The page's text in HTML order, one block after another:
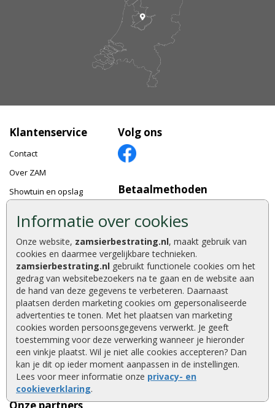
Informatie over cookies
Onze website, zamsierbestrating.nl, maakt gebruik van
cookies en daarmee vergelijkbare technieken.
zamsierbestrating.nl gebruikt functionele cookies om het
gedrag van websitebezoekers na te gaan en de website aan
de hand van deze gegevens te verbeteren. Daarnaast
plaatsen derden marketing cookies om gepersonaliseerde
advertenties te tonen. Met het plaatsen van marketing
cookies worden persoonsgegevens verwerkt. Je geeft
toestemming voor deze verwerking wanneer je hieronder
een vinkje plaatst. Wil je niet alle cookies accepteren? Dan
kan je dit op ieder moment aanpassen in de instellingen.
Lees voor meer informatie onze privacy- en
cookieverklaring.
Klantenservice
Contact
Over ZAM
Showtuin en opslag
Bestellen en betalen
Klantbeoordelingen
Foto's en voorbeelden
Tuinaanleg
Wat u moet weten
Klachtenprocedure
Algemene voorwaarden
Garantie Excluton
Volg ons
Betaalmethoden
Keurmerken